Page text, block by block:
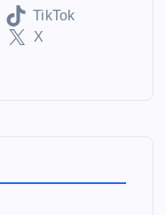
TikTok
X